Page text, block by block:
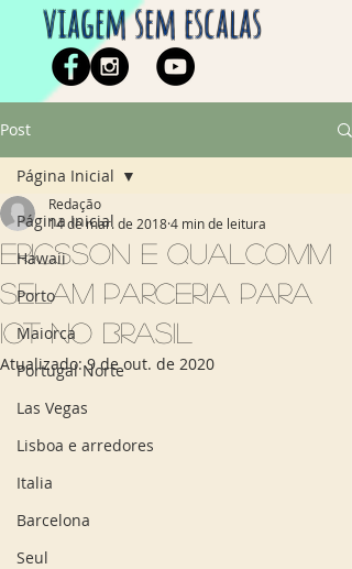
viagem sem escalas
Post
Página Inicial
Hawaii
Porto
Maiorca
Portugal Norte
Las Vegas
Lisboa e arredores
Italia
Barcelona
Seul
Página Inicial
Ericsson e Qualcomm
selam parceria para
IoT no Brasil
Redação
14 de mar. de 20184 min de leitura
Atualizado:9 de out. de 2020